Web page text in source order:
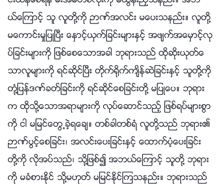
ယ္ေၾကာင့္ သူ လူတို႔ကို ဉာဏ္အလင္း မေပးသနည္း။ လူတို႔
မေကာင္းမႈျပဳၿပီး ေႏွာင့္ယွက္ျခင္းမ်ားႏွင့္ အဖ်က္အေမွာင့္လု
ပ္ျခင္းမ်ားကို ျဖစ္ေစေသာအခါ ဘုရားသည္ ထိုဆိုးယုတ္ေ
သာလူမ်ားကို ရင္ဆိုင္ၿပီး တိုက္႐ိုက္က်ိန္ဆဲျခင္းႏွင့္ သူတို႔ကို
တုံ႔ျပန္ဒဏ္ခတ္ျခင္းကို ရင္ဆိုင္ေစျခင္းတို႔ မျပဳေပ။ ဘုရား
က ထိုသို႔ေသာအရာမ်ားကို လုပ္ေဆာင္သည့္ ျဖစ္ရပ္မ်ားစြာ
ကို ငါ မျမင္ေတြ႕ခဲ့ရေခ်။ တစ္ခါတစ္ရံ လူတို႔သည္ ဘုရား၏
ဉာဏ္ပြင့္ေစျခင္း၊ အလင္းေပးျခင္းႏွင့္ ေထာက္ပံ့ေပးျခင္း
တို႔ကို လိုအပ္သည္၊ သို႔ျဖစ္၍ အဘယ္ေၾကာင့္ သူတို႔ ဘုရား
ကို မခံစားႏိုင္ သို႔မဟုတ္ မျမင္ႏိုင္ၾကသနည္း။ ဘုရားသည္